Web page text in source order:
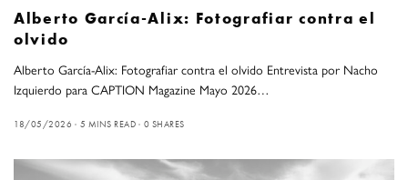
Alberto García-Alix: Fotografiar contra el
olvido
Alberto García-Alix: Fotografiar contra el olvido Entrevista por Nacho
Izquierdo para CAPTION Magazine Mayo 2026…
18/05/2026 5 MINS READ 0 SHARES